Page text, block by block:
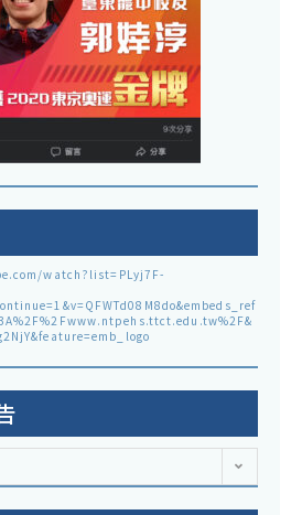
watch?list=PLyj7F-